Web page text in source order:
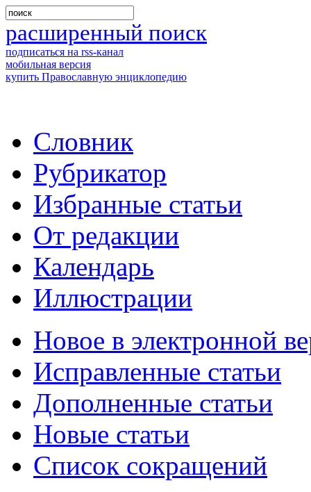
расширенный поиск
подписаться на rss-канал
мобильная версия
купить Православную энциклопедию
Словник
Рубрикатор
Избранные статьи
От редакции
Календарь
Иллюстрации
Новое в электронной
Исправленные статьи
Дополненные статьи
Новые статьи
Список сокращений